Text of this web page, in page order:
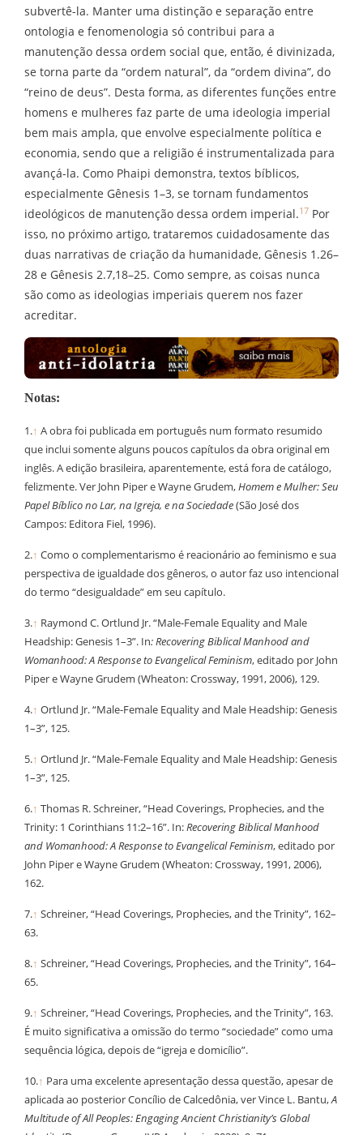
subvertê-la. Manter uma distinção e separação entre
ontologia e fenomenologia só contribui para a
manutenção dessa ordem social que, então, é divinizada,
se torna parte da “ordem natural”, da “ordem divina”, do
“reino de deus”. Desta forma, as diferentes funções entre
homens e mulheres faz parte de uma ideologia imperial
bem mais ampla, que envolve especialmente política e
economia, sendo que a religião é instrumentalizada para
avançá-la. Como Phaipi demonstra, textos bíblicos,
especialmente Gênesis 1–3, se tornam fundamentos
ideológicos de manutenção dessa ordem imperial.17 Por
isso, no próximo artigo, trataremos cuidadosamente das
duas narrativas de criação da humanidade, Gênesis 1.26–
28 e Gênesis 2.7,18–25. Como sempre, as coisas nunca
são como as ideologias imperiais querem nos fazer
acreditar.
Notas:
1.↑ A obra foi publicada em português num formato resumido
que inclui somente alguns poucos capítulos da obra original em
inglês. A edição brasileira, aparentemente, está fora de catálogo,
felizmente. Ver John Piper e Wayne Grudem,Homem e Mulher: Seu
Papel Bíblico no Lar, na Igreja, e na Sociedade(São José dos
Campos: Editora Fiel, 1996).
2.↑ Como o complementarismo é reacionário ao feminismo e sua
perspectiva de igualdade dos gêneros, o autor faz uso intencional
do termo “desigualdade” em seu capítulo.
3.↑ Raymond C. Ortlund Jr. “Male-Female Equality and Male
Headship: Genesis 1–3”. In: Recovering Biblical Manhood and
Womanhood: A Response to Evangelical Feminism, editado por John
Piper e Wayne Grudem (Wheaton: Crossway, 1991, 2006), 129.
4.↑ Ortlund Jr. “Male-Female Equality and Male Headship: Genesis
1–3”, 125.
5.↑ Ortlund Jr. “Male-Female Equality and Male Headship: Genesis
1–3”, 125.
6.↑ Thomas R. Schreiner, “Head Coverings, Prophecies, and the
Trinity: 1 Corinthians 11:2–16”. In:Recovering Biblical Manhood
and Womanhood: A Response to Evangelical Feminism, editado por
John Piper e Wayne Grudem (Wheaton: Crossway, 1991, 2006),
162.
7.↑ Schreiner, “Head Coverings, Prophecies, and the Trinity”, 162–
63.
8.↑ Schreiner, “Head Coverings, Prophecies, and the Trinity”, 164–
65.
9.↑ Schreiner, “Head Coverings, Prophecies, and the Trinity”, 163.
É muito significativa a omissão do termo “sociedade” como uma
sequência lógica, depois de “igreja e domicílio”.
10.↑ Para uma excelente apresentação dessa questão, apesar de
aplicada ao posterior Concílio de Calcedônia, ver Vince L. Bantu,A
Multitude of All Peoples: Engaging Ancient Christianity’s Global